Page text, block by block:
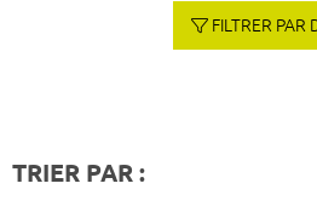
FILTRER PAR
TRIER PAR :